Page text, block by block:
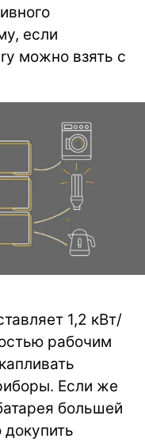
если
можно взять с
1,2 кВт/
рабочим
Если же
большей